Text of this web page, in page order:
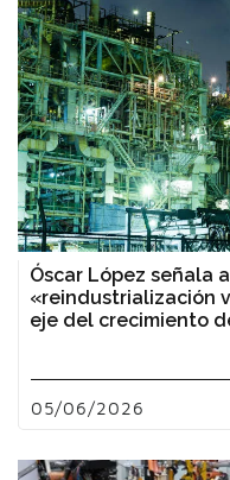
Óscar López señala
«reindustrialización
eje del crecimiento
05/06/2026